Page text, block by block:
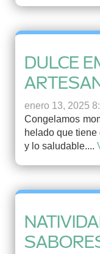
DULCE
enero 13, 2025
Congelamos
helado que
y lo saludable....